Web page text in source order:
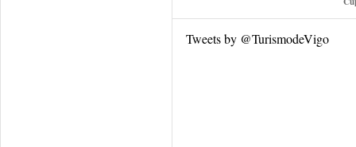
Tweets by @TurismodeVigo